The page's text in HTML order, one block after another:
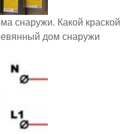
снаружи. Какой краской
дом снаружи